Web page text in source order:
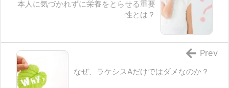
本人に気づかれずに栄養をとらせる重要
性とは？
なぜ、ラケシスAだけではダメなのか？
Prev